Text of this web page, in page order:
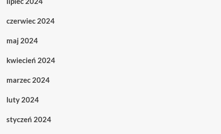
czerwiec 2024
maj 2024
kwiecień 2024
marzec 2024
luty 2024
styczeń 2024